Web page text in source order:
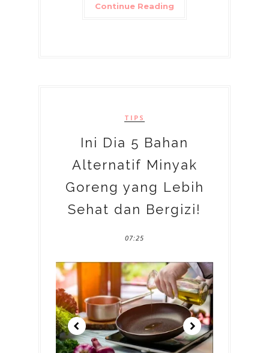
Continue Reading
TIPS
Ini Dia 5 Bahan
Alternatif Minyak
Goreng yang Lebih
Sehat dan Bergizi!
07:25